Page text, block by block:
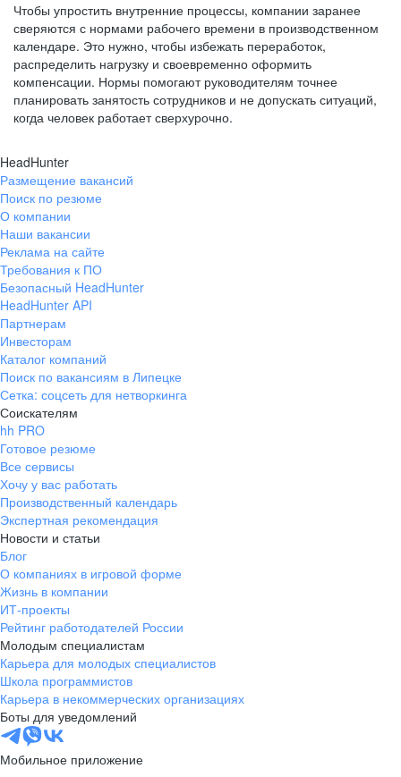
Чтобы упростить внутренние процессы, компании заранее
сверяются с нормами рабочего времени в производственном
календаре. Это нужно, чтобы избежать переработок,
распределить нагрузку и своевременно оформить
компенсации. Нормы помогают руководителям точнее
планировать занятость сотрудников и не допускать ситуаций,
когда человек работает сверхурочно.
HeadHunter
Размещение вакансий
Поиск по резюме
О компании
Наши вакансии
Реклама на сайте
Требования к ПО
Безопасный HeadHunter
HeadHunter API
Партнерам
Инвесторам
Каталог компаний
Поиск по вакансиям в Липецке
Сетка: соцсеть для нетворкинга
Соискателям
hh PRO
Готовое резюме
Все сервисы
Хочу у вас работать
Производственный календарь
Экспертная рекомендация
Новости и статьи
Блог
О компаниях в игровой форме
Жизнь в компании
ИТ-проекты
Рейтинг работодателей России
Молодым специалистам
Карьера для молодых специалистов
Школа программистов
Карьера в некоммерческих организациях
Боты для уведомлений
Мобильное приложение